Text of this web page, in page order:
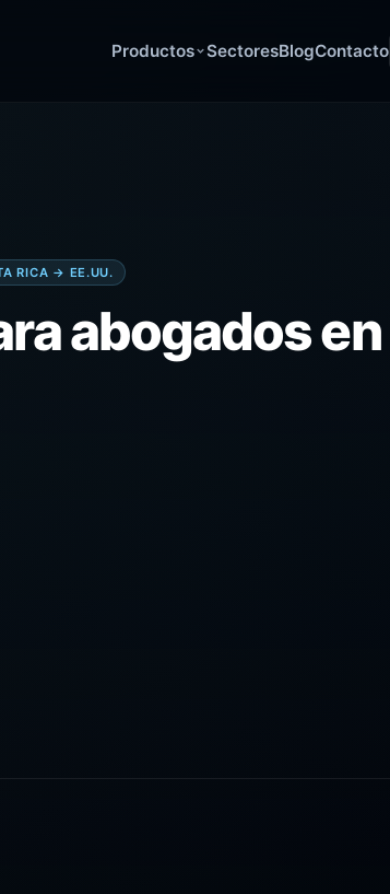
Productos SectoresBlogContacto
RICA → EE.UU.
abogados en